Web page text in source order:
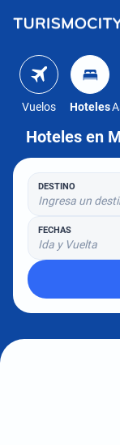
Vuelos Hoteles
Hoteles en
DESTINO
Ingresa un
FECHAS
Ida y Vuelta